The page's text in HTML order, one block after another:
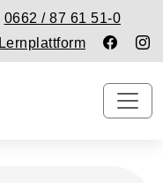
0662 / 87 61 51-0
Lernplattform